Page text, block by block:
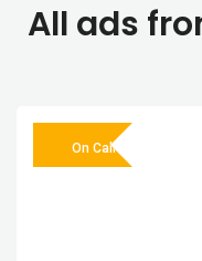
All ads
On Call